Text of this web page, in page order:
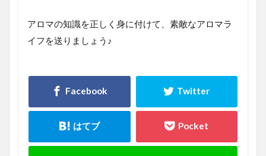
アロマの知識を正しく身に付けて、素敵なアロマラ
イフを送りましょう♪